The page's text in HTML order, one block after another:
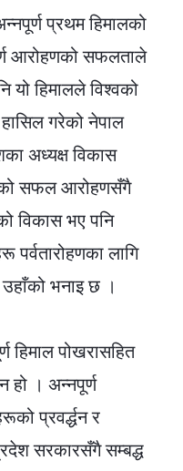
प्रथम हिमालको
आरोहणको सफलताले
यो हिमालले विश्वको
गरेको नेपाल
अध्यक्ष विकास
सफल आरोहणसँगै
विकास भए पनि
पर्वतारोहणका लागि
भनाइ छ ।
हिमाल पोखरासहित
हो । अन्नपूर्ण
प्रवर्द्धन र
सरकारसँगै सम्बद्ध